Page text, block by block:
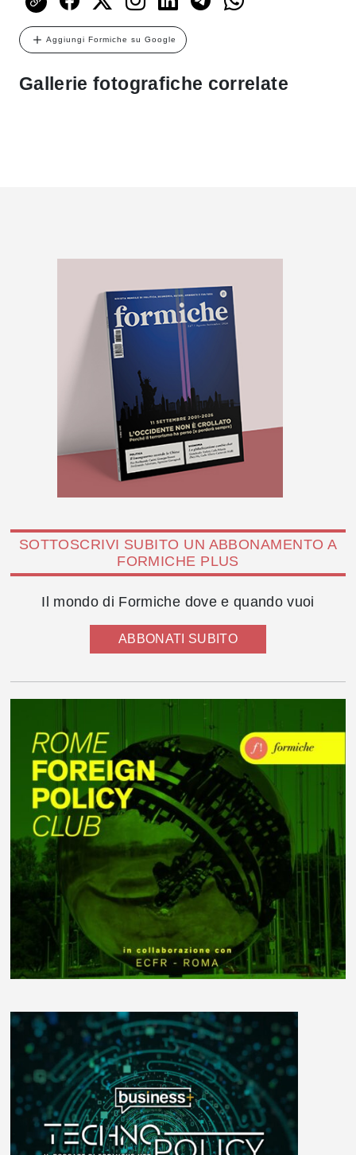
Aggiungi Formiche su Google
Gallerie fotografiche correlate
SOTTOSCRIVI SUBITO UN ABBONAMENTO A
FORMICHE PLUS
Il mondo di Formiche dove e quando vuoi
ABBONATI SUBITO